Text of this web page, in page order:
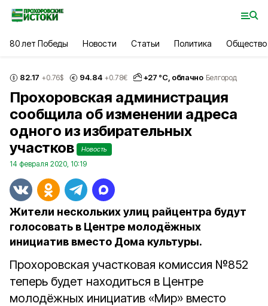
80 лет Победы Новости Статьи Политика Общество
82.17 +0.76$ 94.84 +0.78€ +27 °С, облачно Белгород
Прохоровская администрация
сообщила об изменении адреса
одного из избирательных
участков
Новость
14 февраля 2020, 10:19
Жители нескольких улиц райцентра будут
голосовать в Центре молодёжных
инициатив вместо Дома культуры.
Прохоровская участковая комиссия №852
теперь будет находиться в Центре
молодёжных инициатив «Мир» вместо